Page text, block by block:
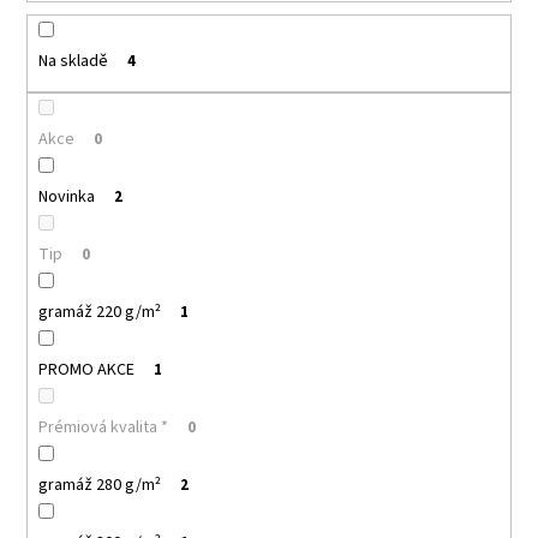
Na skladě 4
Akce 0
Novinka 2
Tip 0
gramáž 220 g/m² 1
PROMO AKCE 1
Prémiová kvalita * 0
gramáž 280 g/m² 2
í
D